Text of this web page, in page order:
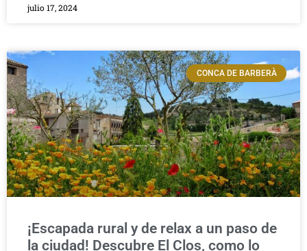
julio 17, 2024
CONCA DE BARBERÀ
¡Escapada rural y de relax a un paso de
la ciudad! Descubre El Clos, como lo